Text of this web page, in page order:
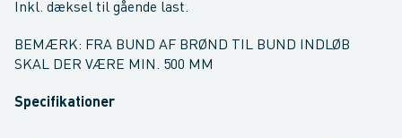
Inkl. dæksel til gående last.
BEMÆRK: FRA BUND AF BRØND TIL BUND INDLØB
SKAL DER VÆRE MIN. 500 MM
Specifikationer